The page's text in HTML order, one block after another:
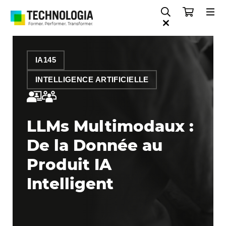
IA145
INTELLIGENCE ARTIFICIELLE
LLMs Multimodaux :
De la Donnée au
Produit IA
Intelligent